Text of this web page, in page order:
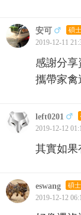
安可 碩士
2019-12-11
感謝分享
攜帶家禽
left0201
2019-12-12
其實如果
eswang 碩士
2019-12-12